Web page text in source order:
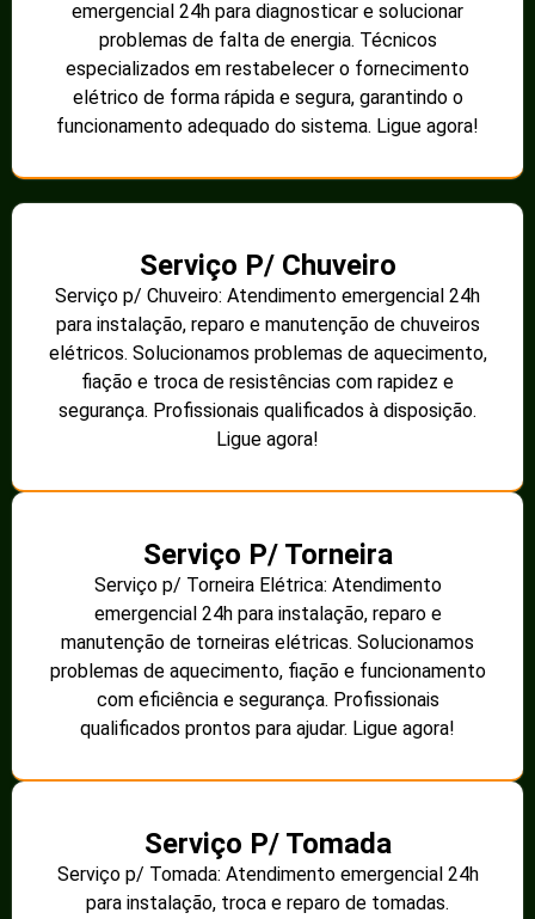
emergencial 24h para diagnosticar e solucionar
problemas de falta de energia. Técnicos
especializados em restabelecer o fornecimento
elétrico de forma rápida e segura, garantindo o
funcionamento adequado do sistema. Ligue agora!
Serviço P/ Chuveiro
Serviço p/ Chuveiro: Atendimento emergencial 24h
para instalação, reparo e manutenção de chuveiros
elétricos. Solucionamos problemas de aquecimento,
fiação e troca de resistências com rapidez e
segurança. Profissionais qualificados à disposição.
Ligue agora!
Serviço P/ Torneira
Serviço p/ Torneira Elétrica: Atendimento
emergencial 24h para instalação, reparo e
manutenção de torneiras elétricas. Solucionamos
problemas de aquecimento, fiação e funcionamento
com eficiência e segurança. Profissionais
qualificados prontos para ajudar. Ligue agora!
Serviço P/ Tomada
Serviço p/ Tomada: Atendimento emergencial 24h
para instalação, troca e reparo de tomadas.